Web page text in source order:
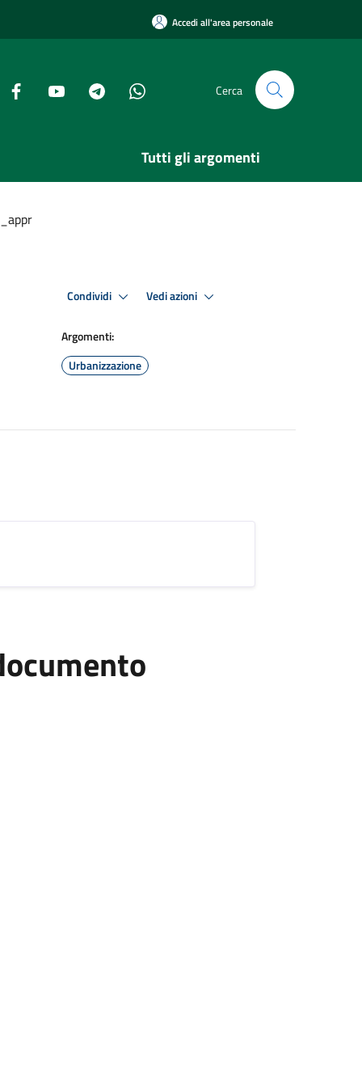
Accedi all'area personale
Cerca
Tutti gli argomenti
Condividi Vedi azioni
Argomenti:
Urbanizzazione